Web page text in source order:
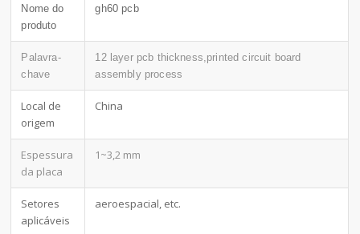
Nome do
produto
gh60 pcb
Palavra-
chave
12 layer pcb thickness,printed circuit board
assembly process
Local de
origem
China
Espessura
da placa
1~3,2 mm
Setores
aplicáveis
aeroespacial, etc.